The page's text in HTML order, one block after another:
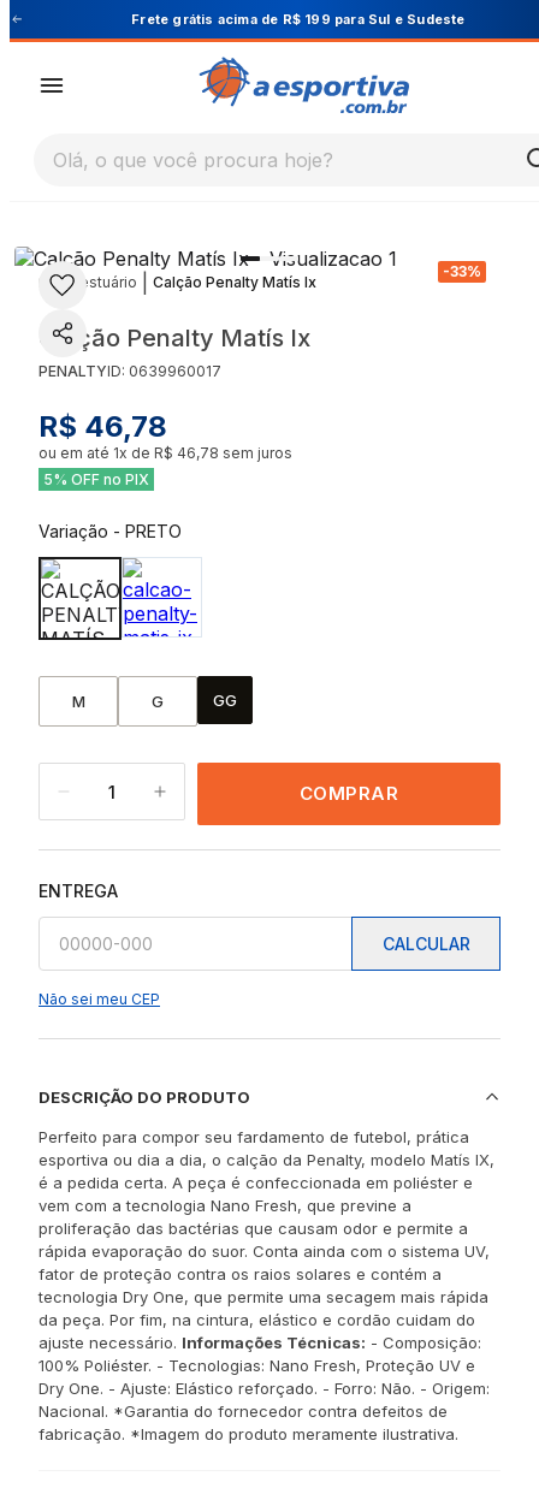
Cupom PRIMEIRA10 para 10% OFF na 1ª
Olá, o que você procura hoje?
-33%
| Vestuário Calção Penalty Matís Ix
Calção Penalty Matís Ix
PENALTYID: 0639960017
R$ 46,78
ou em até 1x de R$ 46,78 sem juros
5% OFF no PIX
Variação - PRETO
M G GG
1 COMPRAR
ENTREGA
CALCULAR
Não sei meu CEP
DESCRIÇÃO DO PRODUTO
Perfeito para compor seu fardamento de futebol, prática
esportiva ou dia a dia, o calção da Penalty, modelo Matís IX,
é a pedida certa. A peça é confeccionada em poliéster e
vem com a tecnologia Nano Fresh, que previne a
proliferação das bactérias que causam odor e permite a
rápida evaporação do suor. Conta ainda com o sistema UV,
fator de proteção contra os raios solares e contém a
tecnologia Dry One, que permite uma secagem mais rápida
da peça. Por fim, na cintura, elástico e cordão cuidam do
ajuste necessário. Informações Técnicas: - Composição:
100% Poliéster. - Tecnologias: Nano Fresh, Proteção UV e
Dry One. - Ajuste: Elástico reforçado. - Forro: Não. - Origem:
Nacional. *Garantia do fornecedor contra defeitos de
fabricação. *Imagem do produto meramente ilustrativa.